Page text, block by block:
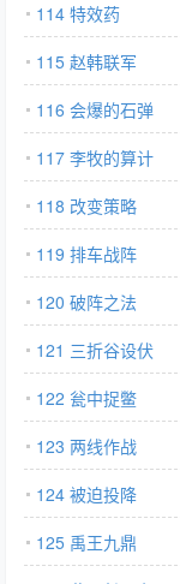
114 特效药
115 赵韩联军
116 会爆的石弹
117 李牧的算计
118 改变策略
119 排车战阵
120 破阵之法
121 三折谷设伏
122 瓮中捉鳖
123 两线作战
124 被迫投降
125 禹王九鼎